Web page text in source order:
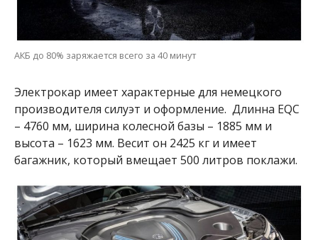
АКБ до 80% заряжается всего за 40 минут
Электрокар имеет характерные для немецкого
производителя силуэт и оформление. Длинна EQC
– 4760 мм, ширина колесной базы – 1885 мм и
высота – 1623 мм. Весит он 2425 кг и имеет
багажник, который вмещает 500 литров поклажи.